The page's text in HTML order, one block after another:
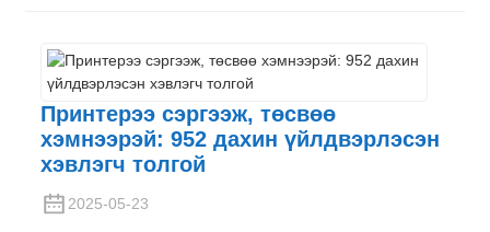
Принтерээ сэргээж, төсвөө
хэмнээрэй: 952 дахин үйлдвэрлэсэн
хэвлэгч толгой
2025-05-23